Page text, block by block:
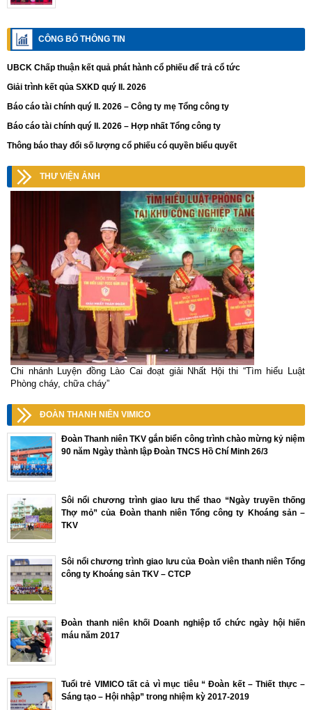
CÔNG BỐ THÔNG TIN
UBCK Chấp thuận kết quả phát hành cổ phiếu để trả cổ tức
Giải trình kết qủa SXKD quý II. 2026
Báo cáo tài chính quý II. 2026 – Công ty mẹ Tổng công ty
Báo cáo tài chính quý II. 2026 – Hợp nhất Tổng công ty
Thông báo thay đổi số lượng cổ phiếu có quyền biểu quyết
THƯ VIỆN ẢNH
Chi nhánh Luyện đồng Lào Cai đoạt giải Nhất Hội thi “Tìm hiểu Luật
Phòng cháy, chữa cháy”
ĐOÀN THANH NIÊN VIMICO
Đoàn Thanh niên TKV gắn biển công trình chào mừng kỷ niệm
90 năm Ngày thành lập Đoàn TNCS Hồ Chí Minh 26/3
Sôi nổi chương trình giao lưu thể thao “Ngày truyền thống
Thợ mỏ” của Đoàn thanh niên Tổng công ty Khoáng sản –
TKV
Sôi nổi chương trình giao lưu của Đoàn viên thanh niên Tổng
công ty Khoáng sản TKV – CTCP
Đoàn thanh niên khối Doanh nghiệp tổ chức ngày hội hiến
máu năm 2017
Tuổi trẻ VIMICO tất cả vì mục tiêu “ Đoàn kết – Thiết thực –
Sáng tạo – Hội nhập” trong nhiệm kỳ 2017-2019